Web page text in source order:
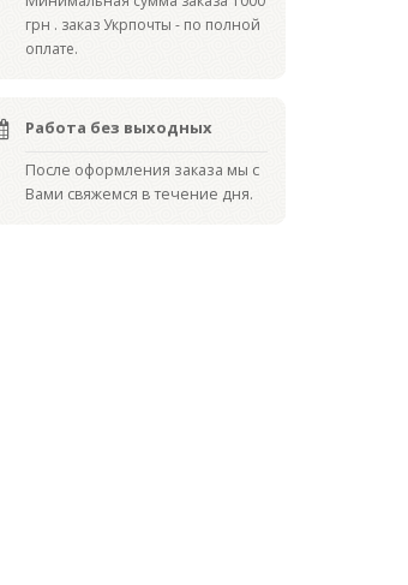
грн . заказ Укрпочты - по полной
оплате.
Работа без выходных
После оформления заказа мы с
Вами свяжемся в течение дня.